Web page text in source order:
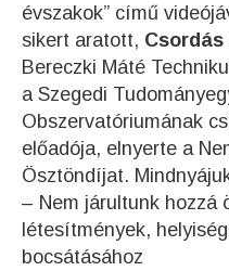
évszakok” című
sikert aratott, Csordás
Bereczki Máté
a Szegedi
Obszervatóriumának
előadója, elnyerte a
Ösztöndíjat.
– Nem járultunk hozzá
létesítmények,
bocsátásához